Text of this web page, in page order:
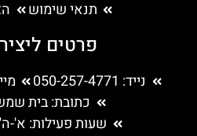
תנאי שימוש
פרטים
נייד: 050-257-4771
כתובת: בית שמש,
שעות פעילות: א'-ה' | 9:00 -